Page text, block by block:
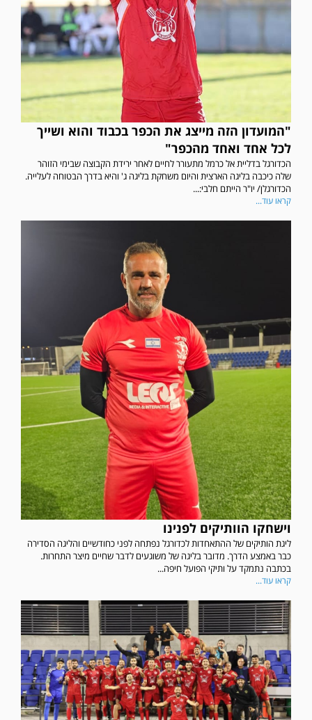
"המועדון הזה מייצג את הכפר בכבוד והוא ושייך
לכל אחד ואחד מהכפר"
הכדורגל בדליית אל כרמל מתעורר לחיים לאחר ירידת הקבוצה שבימי הזוהר
שלה כיכבה בליגה הארצית והיום משחקת בליגה ג' והיא בדרך הבטוחה לעלייה.
הכדורגלן/ יו"ר הייתם חלבי:...
קראו עוד...
וישחקו הוותיקים לפנינו
ליגת הותיקים של ההתאחדות לכדורגל נפתחה לפני כחודשיים והליגה הסדירה
כבר באמצע הדרך. מדובר בליגה של משוגעים לדבר שחיים מיצר התחרות.
בכתבה נתמקד על ותיקי הפועל חיפה...
קראו עוד...